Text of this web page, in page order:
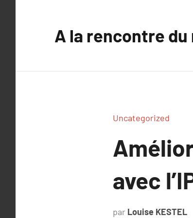
A la rencontre
Uncategorized
avec
par Louise KESTEL